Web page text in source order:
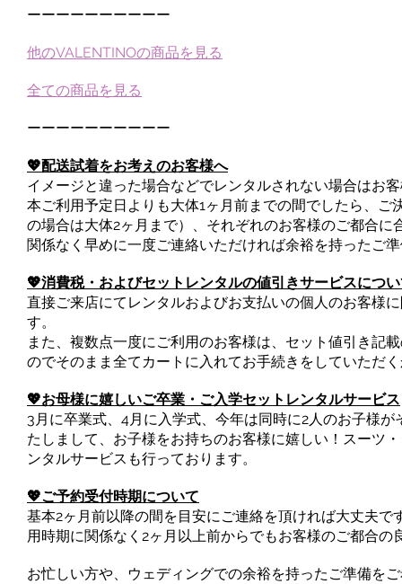
ーーーーーーーーーー
他のVALENTINOの商品を見る
全ての商品を見る
ーーーーーーーーーー
💖配送試着をお考えのお客様へ
イメージと違った場合などでレンタルされない場合はお
本ご利用予定日よりも大体1ヶ月前までの間でしたら、
の場合は大体2ヶ月まで）、それぞれのお客様のご都合
関係なく早めに一度ご連絡いただければ余裕を持ったご
💖消費税・およびセットレンタルの値引きサービスにつ
直接ご来店にてレンタルおよびお支払いの個人のお客様
す。
また、複数点一度にご利用のお客様は、セット値引き記
のでそのまま全てカートに入れてお手続きをしていただ
💖お母様に嬉しいご卒業・ご入学セットレンタルサービス
3月に卒業式、4月に入学式、今年は同時に2人のお子様
たしまして、お子様をお持ちのお客様に嬉しい！スーツ
ンタルサービスも行っております。
💖ご予約受付時期について
基本2ヶ月前以降の間を目安にご連絡を頂ければ大丈夫
用時期に関係なく2ヶ月以上前からでもお客様のご都合
お忙しい方や、ウェディングでの余裕を持ったご準備を